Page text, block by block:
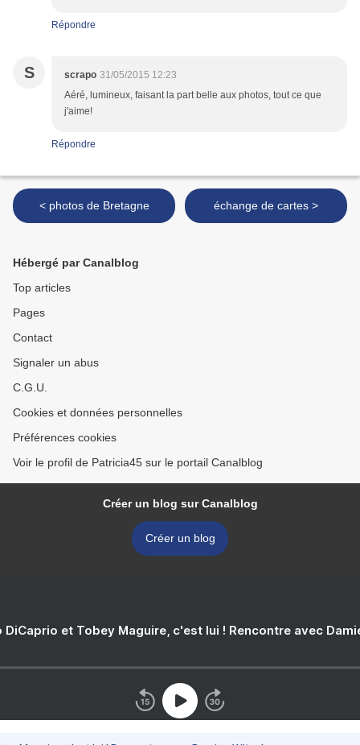
Répondre
S scrapo 31/05/2015 12:23
Aéré, lumineux, faisant la part belle aux photos, tout ce que
j'aime!
Répondre
< photos de Bretagne échange de cartes >
Hébergé par Canalblog
Top articles
Pages
Contact
Signaler un abus
C.G.U.
Cookies et données personnelles
Préférences cookies
Voir le profil de Patricia45 sur le portail Canalblog
Créer un blog sur Canalblog
Créer un blog
DiCaprio et Tobey Maguire, c'est lui ! Rencontre avec